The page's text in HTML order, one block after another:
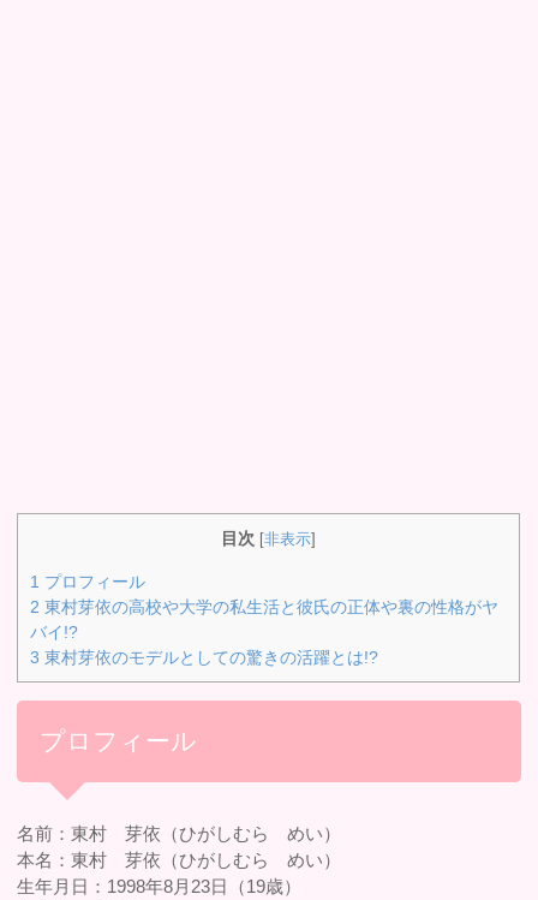
目次 [非表示]
1 プロフィール
2 東村芽依の高校や大学の私生活と彼氏の正体や裏の性格がヤ
バイ!?
3 東村芽依のモデルとしての驚きの活躍とは!?
プロフィール
名前：東村 芽依（ひがしむら めい）
本名：東村 芽依（ひがしむら めい）
生年月日：1998年8月23日（19歳）